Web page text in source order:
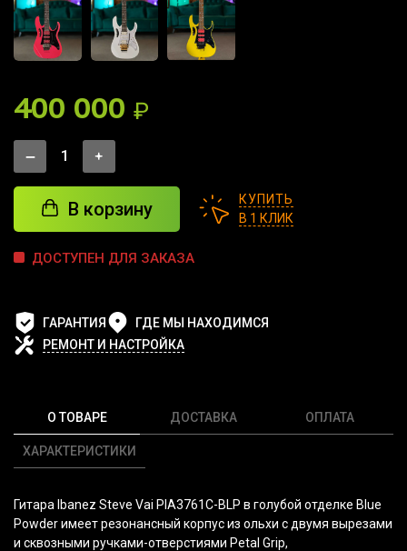
400 000 ₽
В корзину
КУПИТЬ
В 1 КЛИК
ДОСТУПЕН ДЛЯ ЗАКАЗА
ГАРАНТИЯ
ГДЕ МЫ НАХОДИМСЯ
РЕМОНТ И НАСТРОЙКА
О ТОВАРЕ
ХАРАКТЕРИСТИКИ
ДОСТАВКА ОПЛАТА
Гитара Ibanez Steve Vai PIA3761C-BLP в голубой отделке Blue
Powder имеет резонансный корпус из ольхи с двумя вырезами
и сквозными ручками-отверстиями Petal Grip,